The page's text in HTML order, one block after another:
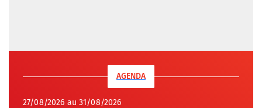
AGENDA
27/08/2026 au 31/08/2026